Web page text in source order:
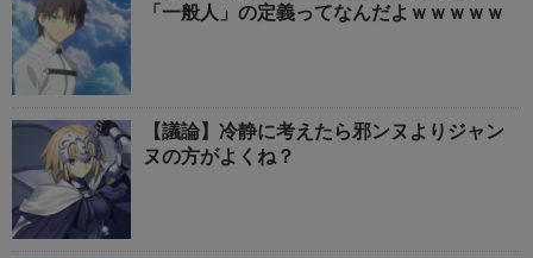
「一般人」の定義ってなんだよｗｗｗｗｗ
【議論】冷静に考えたら邪ンヌよりジャン
ヌの方がよくね？